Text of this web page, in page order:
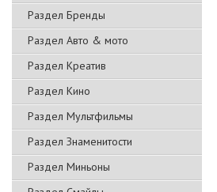
Раздел Бренды
Раздел Авто & мото
Раздел Креатив
Раздел Кино
Раздел Мультфильмы
Раздел Знаменитости
Раздел Миньоны